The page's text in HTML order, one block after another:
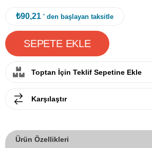
₺90,21 ' den başlayan taksitle
Toptan İçin Teklif Sepetine Ekle
Karşılaştır
Ürün Özellikleri